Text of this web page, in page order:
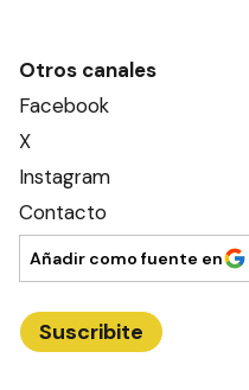
Otros canales
Facebook
X
Instagram
Contacto
Añadir como fuente en
Suscribite